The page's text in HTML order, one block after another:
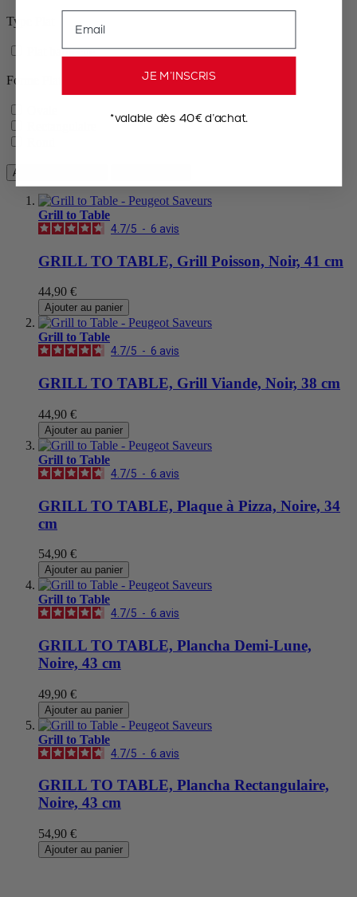
Type Plat
Plat barbecue
Forme Plat
Appliquer les filtres
Grill to Table
4.7/5 - 6 avis
GRILL TO TABLE, Grill Poisson, Noir, 41 cm
44,90 €
Ajouter au panier
Grill to Table
4.7/5 - 6 avis
GRILL TO TABLE, Grill Viande, Noir, 38 cm
44,90 €
Ajouter au panier
Grill to Table
4.7/5 - 6 avis
GRILL TO TABLE, Plaque à Pizza, Noire, 34
cm
54,90 €
Ajouter au panier
Grill to Table
4.7/5 - 6 avis
GRILL TO TABLE, Plancha Demi-Lune,
Noire, 43 cm
49,90 €
Ajouter au panier
Grill to Table
4.7/5 - 6 avis
GRILL TO TABLE, Plancha Rectangulaire,
Noire, 43 cm
54,90 €
Ajouter au panier
JE M’INSCRIS
*valable dès 40€ d’achat.